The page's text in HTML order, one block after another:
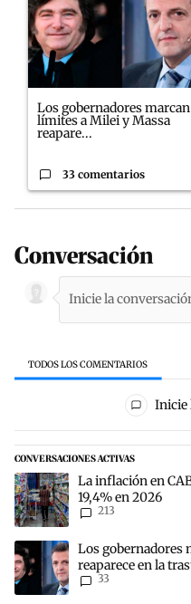
Los gobernadores marcan
límites a Milei y Massa
reapare...
33 comentarios
Conversación
TODOS LOS COMENTARIOS
Todos los
Inicie
CONVERSACIONES ACTIVAS
Este listado muestra los
Un artículo de tendencia con
La inflación en
19,4% en 2026
213
Un artículo de tendencia con
Los gobernadores
reaparece en la
33